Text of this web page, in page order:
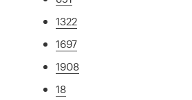
1322
1697
1908
18